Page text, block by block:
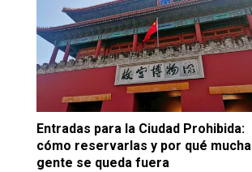
Entradas para la Ciudad Prohibida:
cómo reservarlas y por qué mucha
gente se queda fuera